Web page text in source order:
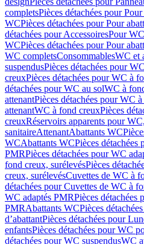
completsPièces détachées pour
WCPièces détachées pour Pour
détachées pour AccessoiresPour
WCPièces détachées pour Pour
WC completsConsommablesWC et
suspendusPièces détachées pour
creuxPièces détachées pour WC à
détachées pour WC au solWC à
attenantPièces détachées pour WC
attenantWC à fond creuxPièces
creuxRéservoirs apparents pour
sanitaireAttenantAbattants WC
WCAbattants WCPièces détachées
PMRPièces détachées pour WC
fond creux, surélevésPièces
creux, surélevésCuvettes de WC à
détachées pour Cuvettes de WC à
WC adaptés PMRPièces détachées
PMRAbattants WCPièces
d’abattantPièces détachées pour
enfantsPièces détachées pour WC
détachées pour WC suspendusWC